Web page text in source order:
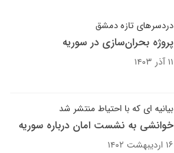
دردسرهای تازه دمشق
پروژه بحران‌سازی در سوریه
۱۱ آذر ۱۴۰۳
بیانیه ای که با احتیاط منتشر شد
خوانشی به نشست امان درباره سوریه
۱۶ اردیبهشت ۱۴۰۲